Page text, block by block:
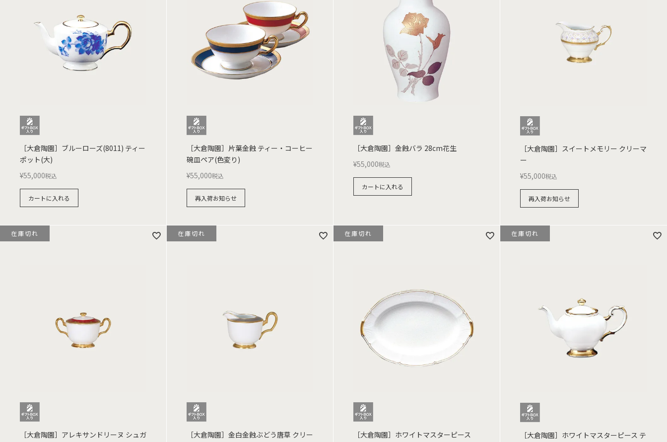
［大倉陶園］ブルーローズ(8011) ティー
ポット(大)
¥55,000税込
カートに入れる
［大倉陶園］片葉金蝕 ティー・コーヒー
碗皿ペア(色変り)
¥55,000税込
再入荷お知らせ
［大倉陶園］金蝕バラ 28cm花生
¥55,000税込
カートに入れる
［大倉陶園］スイートメモリー クリーマ
ー
¥55,000税込
再入荷お知らせ
［大倉陶園］アレキサンドリーヌ シュガ
在庫切れ
［大倉陶園］金白金蝕ぶどう唐草 クリー
在庫切れ
［大倉陶園］ホワイトマスターピース
在庫切れ
［大倉陶園］ホワイトマスターピース テ
在庫切れ